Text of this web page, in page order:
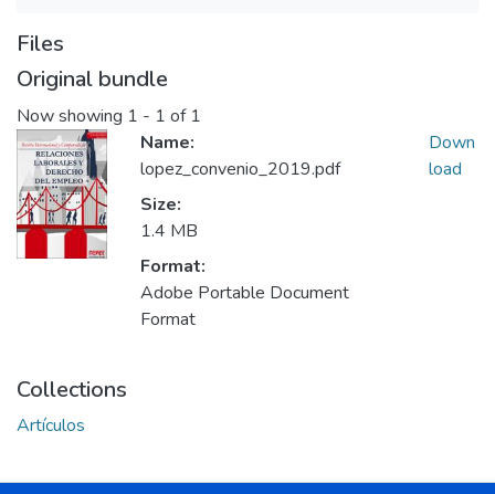
Files
Original bundle
Now showing 1 - 1 of 1
Name:
lopez_convenio_2019.pdf
Size:
1.4 MB
Format:
Adobe Portable Document
Format
Down
load
Collections
Artículos